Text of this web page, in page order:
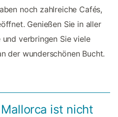
noch zahlreiche Cafés,
Genießen Sie in aller
verbringen Sie viele
der wunderschönen Bucht.
ist nicht